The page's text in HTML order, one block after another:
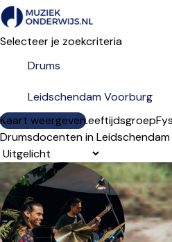
Selecteer je zoekcriteria
Kaart weergeven
LesdagenNiveauLeeftijdsgroep
Drumsdocenten in
Sorteervolgorde